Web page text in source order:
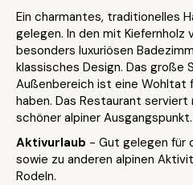
Ein charmantes, traditionelles
gelegen. In den mit
besonders luxuriösen
klassisches Design. Das große
Außenbereich ist eine Wohltat
haben. Das Restaurant serviert
schöner alpiner Ausgangspunkt.
Aktivurlaub - Gut gelegen für
sowie zu anderen alpinen
Rodeln.